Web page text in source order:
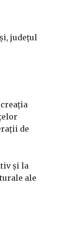
județul
de
și la
ale